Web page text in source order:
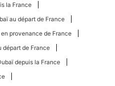
la France
au départ de France
provenance de France
départ de France
depuis la France